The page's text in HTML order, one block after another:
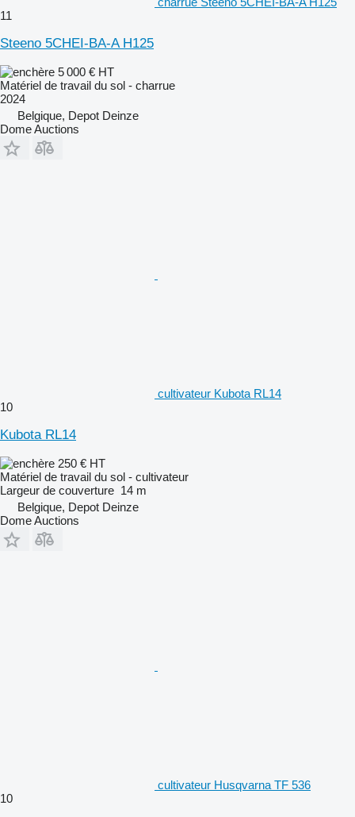
11
Steeno 5CHEI-BA-A H125
5 000 € HT
Matériel de travail du sol - charrue
2024
Belgique, Depot Deinze
Dome Auctions
cultivateur Kubota RL14
10
Kubota RL14
250 € HT
Matériel de travail du sol - cultivateur
Largeur de couverture 14 m
Belgique, Depot Deinze
Dome Auctions
cultivateur Husqvarna TF 536
10